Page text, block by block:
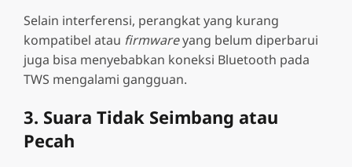
Selain interferensi, perangkat yang kurang
kompatibel atau firmwareyang belum diperbarui
juga bisa menyebabkan koneksi Bluetooth pada
TWS mengalami gangguan.
3. Suara Tidak Seimbang atau
Pecah